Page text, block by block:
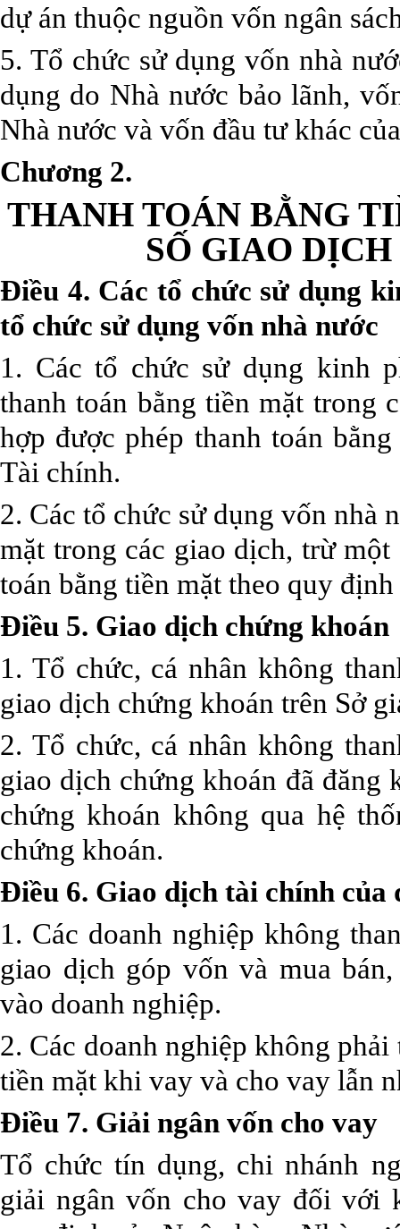
dự án thuộc nguồn vốn ngân
5. Tổ chức sử dụng vốn nhà
dụng do Nhà nước bảo lãnh,
Nhà nước và vốn đầu tư khác
Chương 2.
THANH TOÁN BẰNG
SỐ GIAO
Điều 4. Các tổ chức sử dụng
tổ chức sử dụng vốn nhà nước
1. Các tổ chức sử dụng kinh
thanh toán bằng tiền mặt trong
hợp được phép thanh toán
Tài chính.
2. Các tổ chức sử dụng vốn nhà
mặt trong các giao dịch, trừ
toán bằng tiền mặt theo quy
Điều 5. Giao dịch chứng khoán
1. Tổ chức, cá nhân không
giao dịch chứng khoán trên Sở
2. Tổ chức, cá nhân không
giao dịch chứng khoán đã
chứng khoán không qua hệ
chứng khoán.
Điều 6. Giao dịch tài chính của
1. Các doanh nghiệp không
giao dịch góp vốn và mua
vào doanh nghiệp.
2. Các doanh nghiệp không
tiền mặt khi vay và cho vay lẫn
Điều 7. Giải ngân vốn cho vay
Tổ chức tín dụng, chi nhánh
giải ngân vốn cho vay đối với